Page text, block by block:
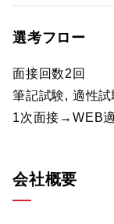
選考フロー
面接回数2回
筆記試験, 適性試
1次面接→WEB
会社概要